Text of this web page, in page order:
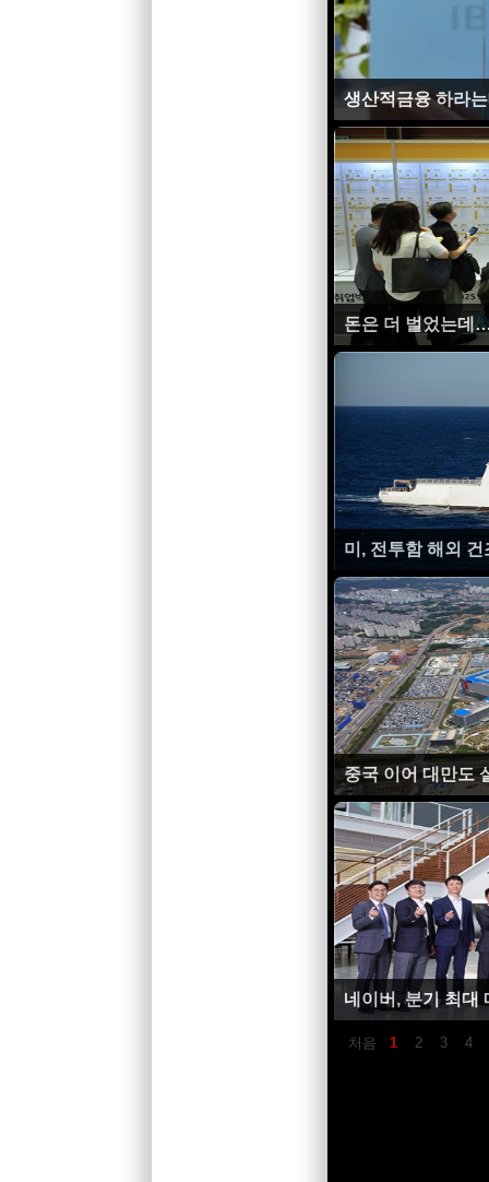
생산적금융 하라
돈은 더 벌었는데
미, 전투함 해외
중국 이어 대만도
네이버, 분기 최
처음 1 2 3 4